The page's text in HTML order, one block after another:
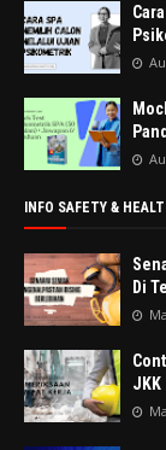
INFO SAFETY &
Di
JKK